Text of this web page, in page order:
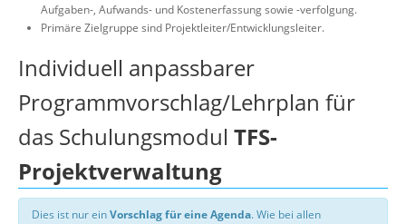
Aufgaben-, Aufwands- und Kostenerfassung sowie -verfolgung.
Primäre Zielgruppe sind Projektleiter/Entwicklungsleiter.
Individuell anpassbarer
Programmvorschlag/Lehrplan für
das Schulungsmodul TFS-
Projektverwaltung
Dies ist nur einVorschlag für eine Agenda. Wie bei allen